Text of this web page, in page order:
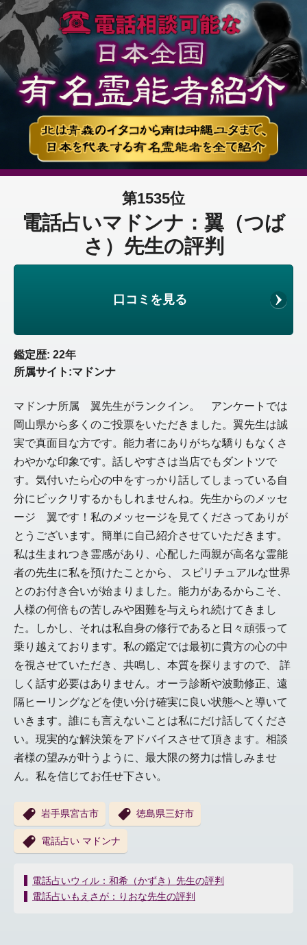
第1535位
電話占いマドンナ：翼（つば
さ）先生の評判
口コミを見る
鑑定歴: 22年
所属サイト:マドンナ
マドンナ所属 翼先生がランクイン。 アンケートでは
岡山県から多くのご投票をいただきました。翼先生は誠
実で真面目な方です。能力者にありがちな驕りもなくさ
わやかな印象です。話しやすさは当店でもダントツで
す。気付いたら心の中をすっかり話してしまっている自
分にビックリするかもしれませんね。先生からのメッセ
ージ 翼です！私のメッセージを見てくださってありが
とうございます。簡単に自己紹介させていただきます。
私は生まれつき霊感があり、心配した両親が高名な霊能
者の先生に私を預けたことから、 スピリチュアルな世界
とのお付き合いが始まりました。能力があるからこそ、
人様の何倍もの苦しみや困難を与えられ続けてきまし
た。しかし、それは私自身の修行であると日々頑張って
乗り越えております。私の鑑定では最初に貴方の心の中
を視させていただき、共鳴し、本質を探りますので、 詳
しく話す必要はありません。オーラ診断や波動修正、遠
隔ヒーリングなどを使い分け確実に良い状態へと導いて
いきます。誰にも言えないことは私にだけ話してくださ
い。現実的な解決策をアドバイスさせて頂きます。相談
者様の望みが叶うように、最大限の努力は惜しみませ
ん。私を信じてお任せ下さい。
岩手県宮古市 徳島県三好市
電話占い マドンナ
投
稿
電話占いウィル：和希（かずき）先生の評判
電話占いもえさが：りおな先生の評判